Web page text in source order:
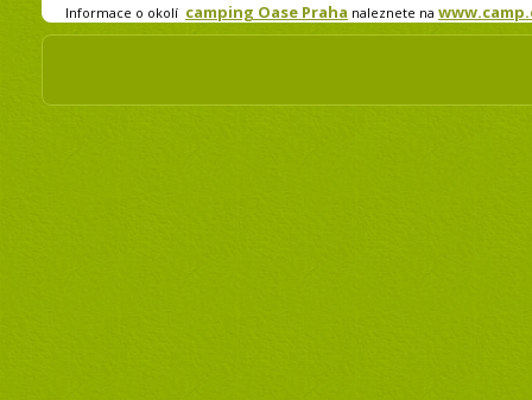
Informace o okolí camping Oase Praha naleznete na